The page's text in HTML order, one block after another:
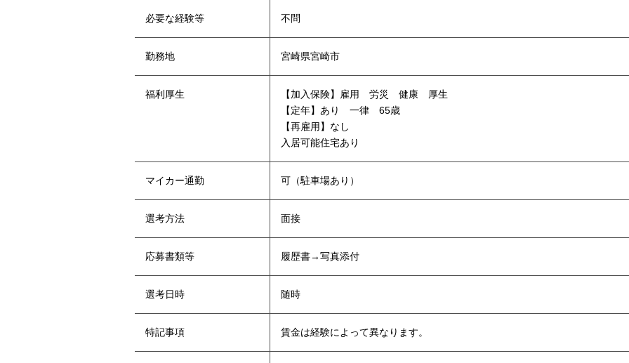
必要な経験等 不問
勤務地 宮崎県宮崎市
福利厚生
【加入保険】雇用 労災 健康 厚生
【定年】あり 一律 65歳
【再雇用】なし
入居可能住宅あり
マイカー通勤 可（駐車場あり）
選考方法 面接
応募書類等 履歴書→写真添付
選考日時 随時
特記事項 賃金は経験によって異なります。